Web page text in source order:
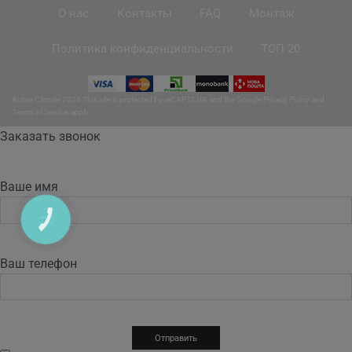
Заказать звонок
Ваше имя
Ваш телефон
КНОПКА
ЗВ'ЯЗКУ